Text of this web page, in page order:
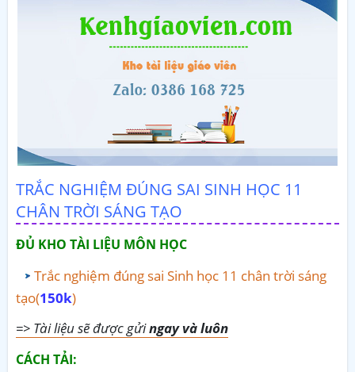
TRẮC NGHIỆM ĐÚNG SAI SINH HỌC 11
CHÂN TRỜI SÁNG TẠO
ĐỦ KHO TÀI LIỆU MÔN HỌC
Trắc nghiệm đúng sai Sinh học 11 chân trời sáng
tạo(150k)
=> Tài liệu sẽ được gửingay và luôn
CÁCH TẢI: